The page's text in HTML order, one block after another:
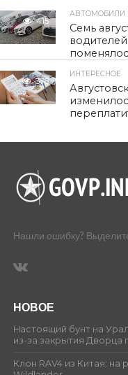
415
АВТОМОБИЛИ
Семь
378
ИНТЕРЕСНОЕ
Нашли ошибку?
НОВОЕ
Настоящий бунт на
из-за закрытия Дворца
Клон RAV4 из Китая: